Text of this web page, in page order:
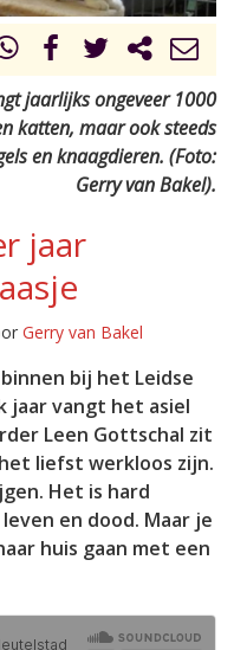
jaarlijks ongeveer 1000
katten, maar ook steeds
en knaagdieren. (Foto:
Gerry van Bakel).
jaar
Gerry van Bakel
bij het Leidse
jaar vangt het asiel
Leen Gottschal zit
liefst werkloos zijn.
Het is hard
en dood. Maar je
huis gaan met een